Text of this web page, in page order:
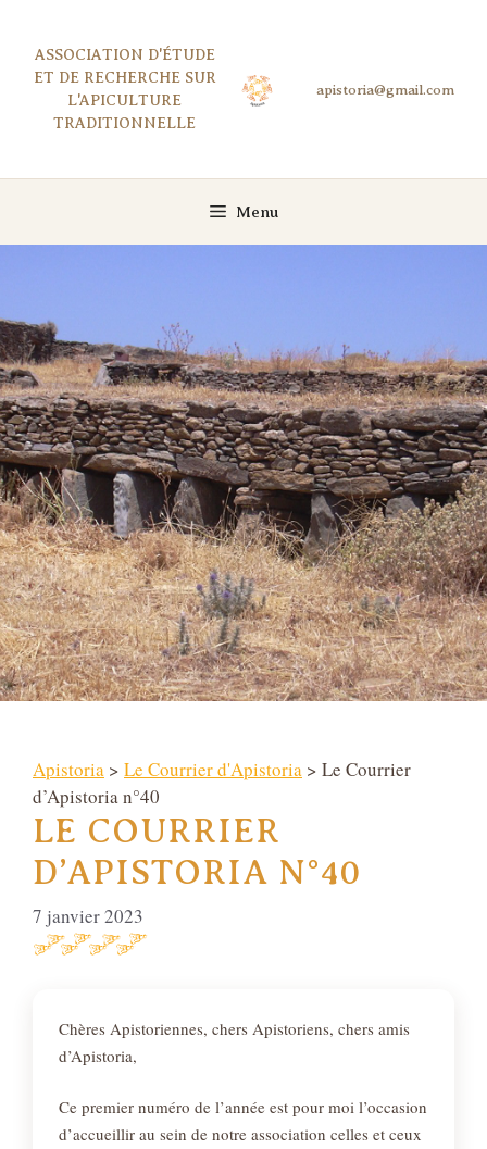
contenuASSOCIATION D'ÉTUDE
ET DE RECHERCHE SUR
L'APICULTURE
TRADITIONNELLE
Menu
Apistoria > Le Courrier d'Apistoria > Le Courrier
d’Apistoria n°40
LE COURRIER
D’APISTORIA N°40
7 janvier 2023
Chères Apistoriennes, chers Apistoriens, chers amis
d’Apistoria,
Ce premier numéro de l’année est pour moi l’occasion
d’accueillir au sein de notre association celles et ceux